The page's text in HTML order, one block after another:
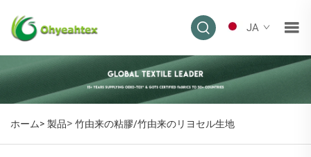
JA
ホーム> 製品> 竹由来の粘膠/竹由来のリヨセル生地